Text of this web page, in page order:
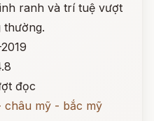
ranh và trí tuệ vượt
thường.
đọc
châu mỹ - bắc mỹ